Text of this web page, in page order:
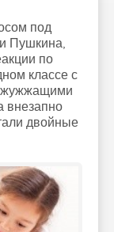
под
Пушкина,
по
классе с
жужжащими
внезапно
двойные